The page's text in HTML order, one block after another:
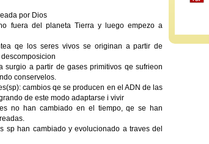
por Dios
fuera del planeta Tierra y luego empezo a
qe los seres vivos se originan a partir de
surgio a partir de gases primitivos qe sufrieon
conservelos.
cambios qe se producen en el ADN de las
de este modo adaptarse i vivir
no han cambiado en el tiempo, qe se han
sp han cambiado y evolucionado a traves del